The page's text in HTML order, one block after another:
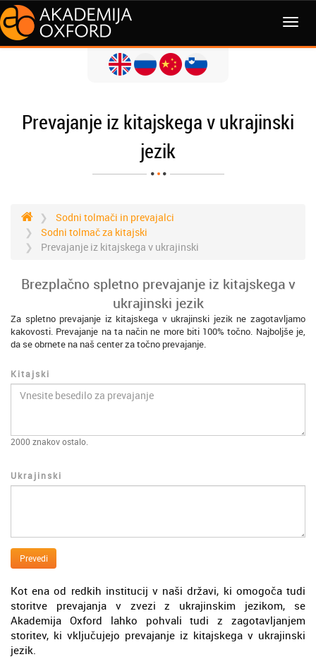
MENI
Prevajanje iz kitajskega v ukrajinski
jezik
Sodni tolmači in prevajalci
Sodni tolmač za kitajski
Prevajanje iz kitajskega v ukrajinski
Brezplačno spletno prevajanje iz kitajskega v
ukrajinski jezik
Za spletno prevajanje iz kitajskega v ukrajinski jezik ne zagotavljamo
kakovosti. Prevajanje na ta način ne more biti 100% točno. Najboljše je,
da se obrnete na naš center za točno prevajanje.
Kitajski
2000 znakov ostalo.
Ukrajinski
Prevedi
Kot ena od redkih institucij v naši državi, ki omogoča tudi
storitve prevajanja v zvezi z ukrajinskim jezikom, se
Akademija Oxford lahko pohvali tudi z zagotavljanjem
storitev, ki vključujejo prevajanje iz kitajskega v ukrajinski
jezik.